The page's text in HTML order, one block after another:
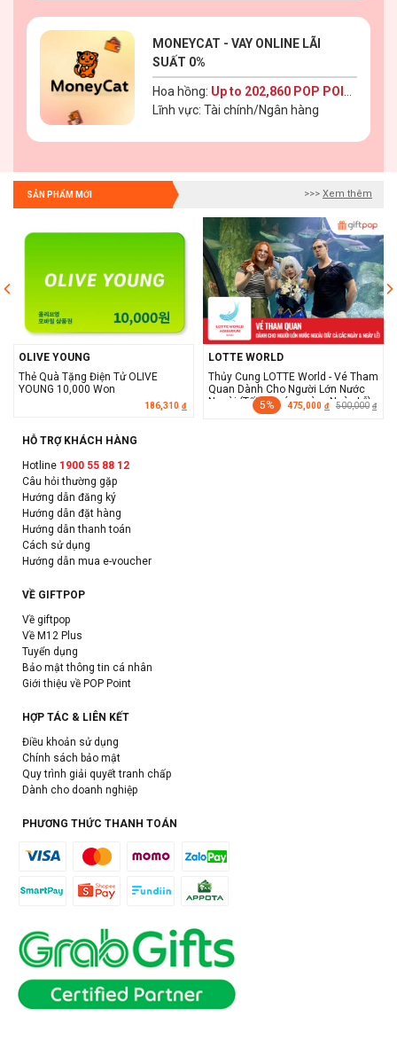
MONEYCAT - VAY ONLINE LÃI
SUẤT 0%
Hoa hồng: Up to 202,860 POP POINT
Lĩnh vực: Tài chính/Ngân hàng
SẢN PHẨM MỚI >>> Xem thêm
OLIVE YOUNG
Thẻ Quà Tặng Điện Tử OLIVE
YOUNG 10,000 Won
186,310 đ
LOTTE WORLD
Thủy Cung LOTTE World - Vé Tham
Quan Dành Cho Người Lớn Nước
Ngoài (Tất cả các ngày - Ngày Lễ)
5% 475,000 đ 500,000 đ
HỖ TRỢ KHÁCH HÀNG
Hotline 1900 55 88 12
Câu hỏi thường gặp
Hướng dẫn đăng ký
Hướng dẫn đặt hàng
Hướng dẫn thanh toán
Cách sử dụng
Hướng dẫn mua e-voucher
VỀ GIFTPOP
Về giftpop
Về M12 Plus
Tuyển dụng
Bảo mật thông tin cá nhân
Giới thiệu về POP Point
HỢP TÁC & LIÊN KẾT
Điều khoản sử dụng
Chính sách bảo mật
Quy trình giải quyết tranh chấp
Dành cho doanh nghiệp
PHƯƠNG THỨC THANH TOÁN